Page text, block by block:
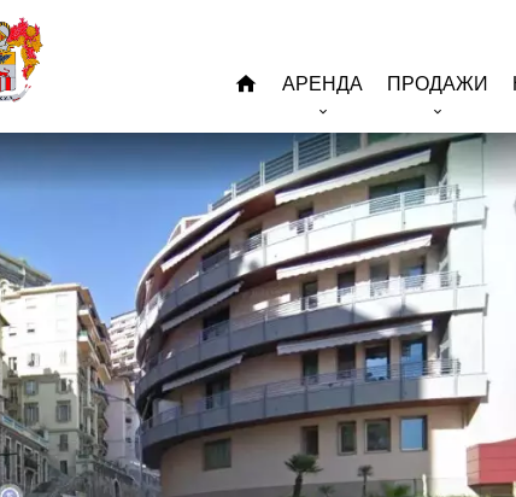
АРЕНДА ПРОДАЖИ